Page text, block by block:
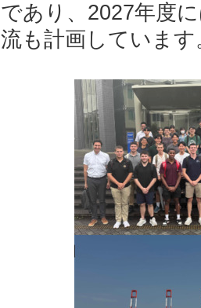
であり、2027年度
流も計画しています